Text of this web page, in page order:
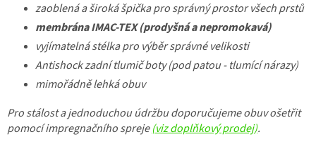
zaoblená a široká špička pro správný prostor všech prstů
membrána IMAC-TEX(prodyšná a nepromokavá)
vyjímatelná stélka pro výběr správné velikosti
Antishock zadní tlumič boty (pod patou - tlumící nárazy)
mimořádně lehká obuv
Pro stálost a jednoduchou údržbu doporučujeme obuv ošetřit
pomocí impregnačního spreje(viz doplňkový prodej).